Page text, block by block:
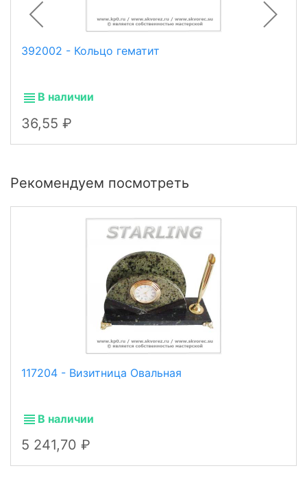
392002 - Кольцо гематит
В наличии
36,55
Рекомендуем посмотреть
117204 - Визитница Овальная
В наличии
5 241,70